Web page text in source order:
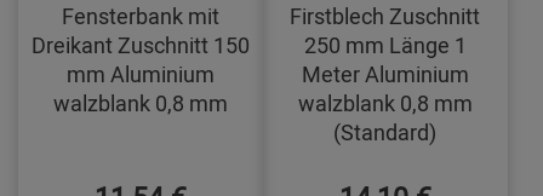
Fensterbank mit
Dreikant Zuschnitt 150
mm Aluminium
walzblank 0,8 mm
Firstblech Zuschnitt
250 mm Länge 1
Meter Aluminium
walzblank 0,8 mm
(Standard)